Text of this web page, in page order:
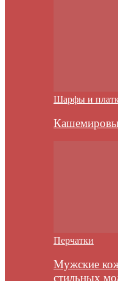
Шарфы и
Перчатки
Мужские
стильных